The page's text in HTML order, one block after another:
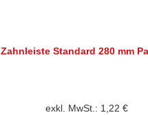
Zahnleiste Standard 280 mm
exkl. MwSt.: 1,22 €